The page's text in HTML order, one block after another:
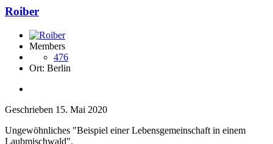
Roiber
Members
476
Ort: Berlin
Geschrieben 15. Mai 2020
Ungewöhnliches "Beispiel einer Lebensgemeinschaft in einem
Laubmischwald".